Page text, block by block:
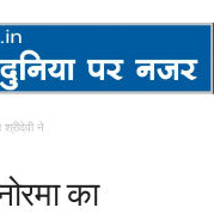
श्रीदेवी ने
का